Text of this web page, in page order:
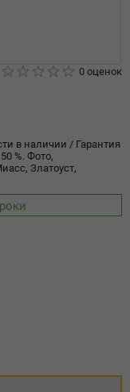
0 оценок
в наличии / Гарантия
%. Фото,
Златоуст,